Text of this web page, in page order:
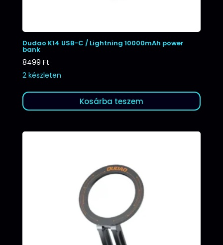
Dudao K14 USB-C / Lightning 10000mAh power
bank
8499 Ft
2 készleten
Kosárba teszem